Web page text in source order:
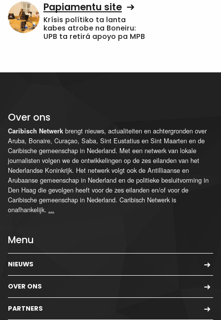
Papiamentu site
Krísis polítiko ta lanta
kabes atrobe na Boneiru:
UPB ta retirá apoyo pa MPB
Over ons
Caribisch Netwerk brengt nieuws, actualiteiten en achtergronden over
Aruba, Bonaire, Curaçao, Saba, Sint Eustatius en Sint Maarten en de
Caribische gemeenschap in Nederland. Met een netwerk van lokale
journalisten volgen we de ontwikkelingen op de zes eilanden van het
Nederlandse Koninkrijk. Het netwerk volgt ook de Antilliaanse en
Arubaanse gemeenschap in Nederland en de politieke besluitvorming in
Den Haag die gevolgen heeft voor de zes eilanden en/of voor de
Caribische gemeenschap in Nederland. Caribisch Netwerk is
onafhankelijk. ...
Menu
NIEUWS
OVER ONS
PARTNERS